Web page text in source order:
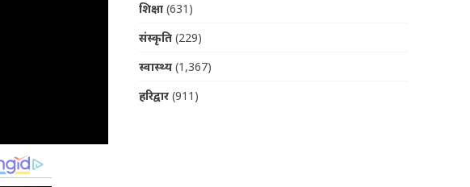
शिक्षा(631)
संस्कृति(229)
स्वास्थ्य(1,367)
हरिद्वार(911)